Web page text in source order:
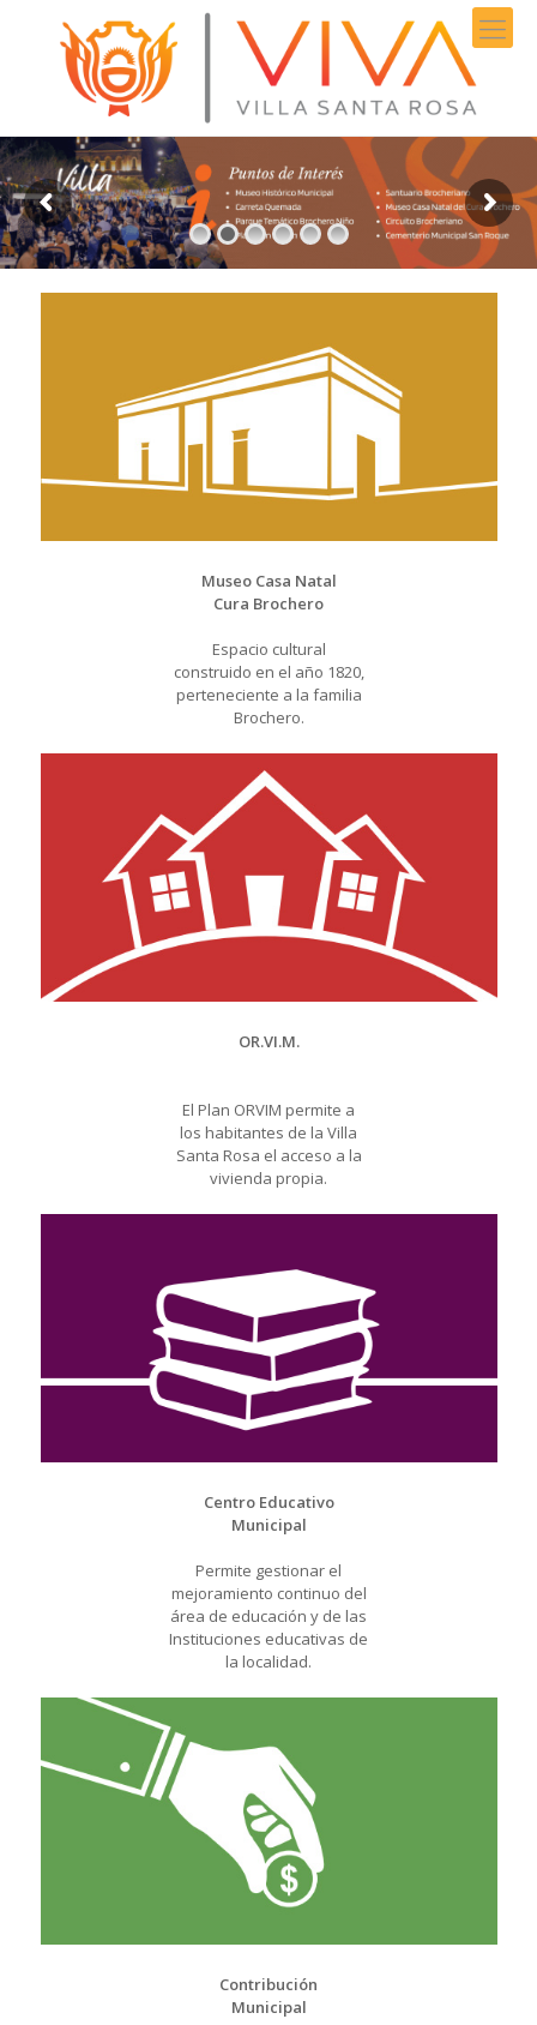
Museo Casa Natal
Cura Brochero
Espacio cultural
construido en el año 1820,
perteneciente a la familia
Brochero.
OR.VI.M.
El Plan ORVIM permite a
los habitantes de la Villa
Santa Rosa el acceso a la
vivienda propia.
Centro Educativo
Municipal
Permite gestionar el
mejoramiento continuo del
área de educación y de las
Instituciones educativas de
la localidad.
Contribución
Municipal